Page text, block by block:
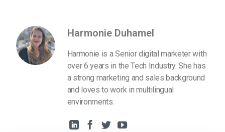
Harmonie Duhamel
Harmonie is a Senior digital marketer with
over 6 years in the Tech Industry. She has
a strong marketing and sales background
and loves to work in multilingual
environments.